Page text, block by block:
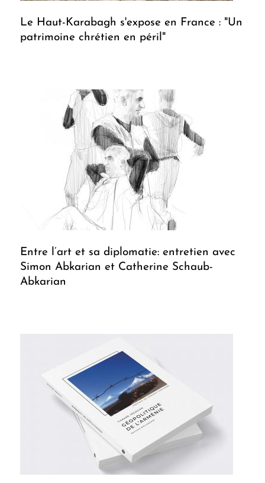
Le Haut-Karabagh s'expose en France : "Un
patrimoine chrétien en péril"
Entre l’art et sa diplomatie: entretien avec
Simon Abkarian et Catherine Schaub-
Abkarian